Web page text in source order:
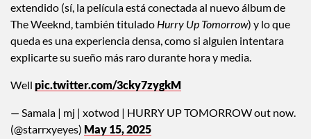
extendido (sí, la película está conectada al nuevo álbum de
The Weeknd, también titulado Hurry Up Tomorrow) y lo que
queda es una experiencia densa, como si alguien intentara
explicarte su sueño más raro durante hora y media.
Well pic.twitter.com/3cky7zygkM
— Samala | mj | xotwod | HURRY UP TOMORROW out now.
(@starrxyeyes) May 15, 2025